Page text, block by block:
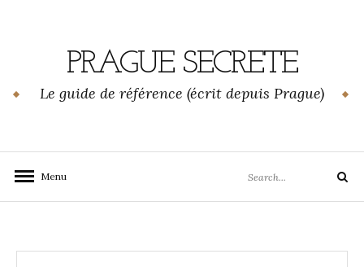
PRAGUE SECRETE
Le guide de référence (écrit depuis Prague)
Menu
for:
Search